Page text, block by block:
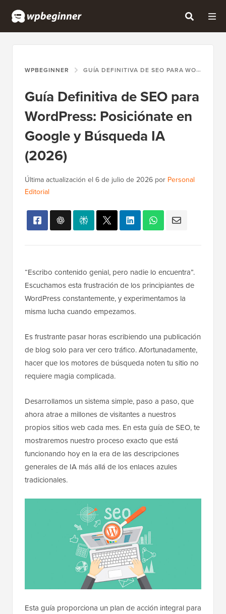
WPBEGINNER GUÍA DEFINITIVA DE SEO PARA WORDPRESS: POSICIÓNATE EN GOOGLE Y BÚSQUEDA IA (2026)
Guía Definitiva de SEO para
WordPress: Posiciónate en
Google y Búsqueda IA
(2026)
Última actualización el 6 de julio de 2026 por Personal
Editorial
“Escribo contenido genial, pero nadie lo encuentra”.
Escuchamos esta frustración de los principiantes de
WordPress constantemente, y experimentamos la
misma lucha cuando empezamos.
Es frustrante pasar horas escribiendo una publicación
de blog solo para ver cero tráfico. Afortunadamente,
hacer que los motores de búsqueda noten tu sitio no
requiere magia complicada.
Desarrollamos un sistema simple, paso a paso, que
ahora atrae a millones de visitantes a nuestros
propios sitios web cada mes. En esta guía de SEO, te
mostraremos nuestro proceso exacto que está
funcionando hoy en la era de las descripciones
generales de IA más allá de los enlaces azules
tradicionales.
Esta guía proporciona un plan de acción integral para